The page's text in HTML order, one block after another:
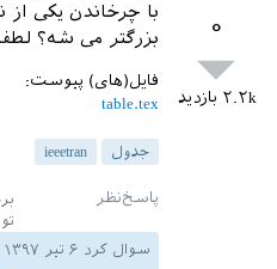
۰
۲.۲k بازدید
با چرخاندن یکی
بزرگتر می شه؟ لطفا
فایل(های) پیوست:
table.tex
جدول ieeetran
سوال کرد ۶ تیر ۱۳۹۷